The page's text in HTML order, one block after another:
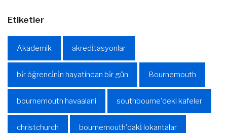
Etiketler
Akademik akredi̇tasyonlar
bi̇r öğrenci̇ni̇n hayatindan bi̇r gün Bournemouth
bournemouth havaalani southbourne'deki kafeler
christchurch bournemouth'daki̇ lokantalar